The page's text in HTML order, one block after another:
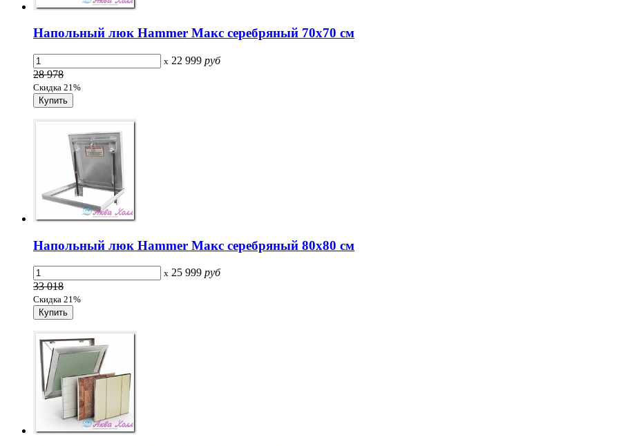
Напольный люк Hammer Макс серебряный 70х70 см
x 22 999 руб
28 978
Скидка 21%
Напольный люк Hammer Макс серебряный 80х80 см
x 25 999 руб
33 018
Скидка 21%